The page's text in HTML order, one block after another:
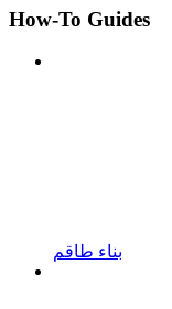
How-To Guides
بناء طاقم